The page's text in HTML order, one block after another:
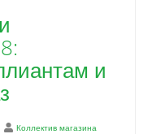
и
Коллектив магазина